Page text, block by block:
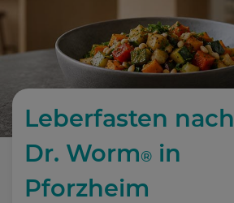
Online-Shop
Leistungen
E-Rezept
Medizinalcannabis
Leberfasten nach
Dr. Worm® in
Pforzheim